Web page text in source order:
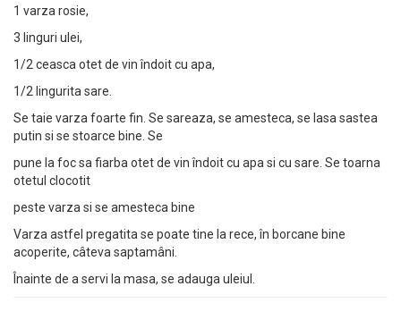
1 varza rosie,
3 linguri ulei,
1/2 ceasca otet de vin îndoit cu apa,
1/2 lingurita sare.
Se taie varza foarte fin. Se sareaza, se amesteca, se lasa sastea
putin si se stoarce bine. Se
pune la foc sa fiarba otet de vin îndoit cu apa si cu sare. Se toarna
otetul clocotit
peste varza si se amesteca bine
Varza astfel pregatita se poate tine la rece, în borcane bine
acoperite, câteva saptamâni.
Înainte de a servi la masa, se adauga uleiul.